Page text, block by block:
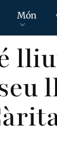
Món